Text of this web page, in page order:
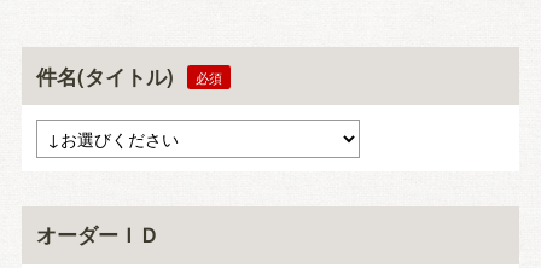
件名(タイトル)
オーダーＩＤ